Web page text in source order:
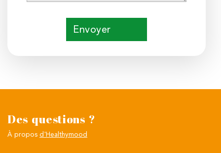
Envoyer
Des questions ?
À propos d'Healthymood